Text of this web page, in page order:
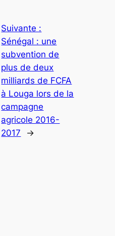
Suivante :
Sénégal : une
subvention de
plus de deux
milliards de FCFA
à Louga lors de la
campagne
agricole 2016-
2017
→